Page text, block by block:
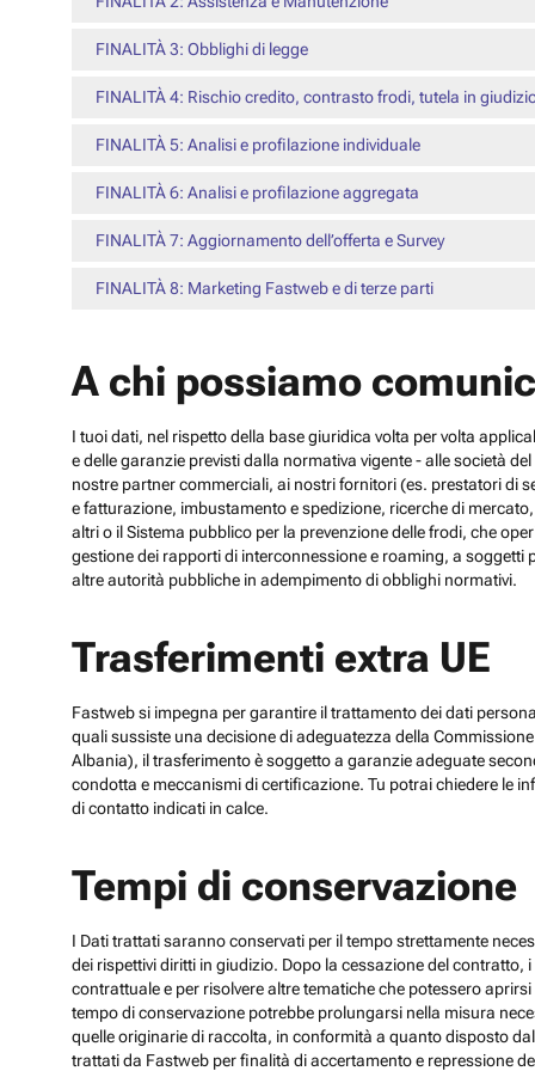
FINALITÀ 3: Obblighi di legge
FINALITÀ 4: Rischio credito, contrasto frodi, tutela in
FINALITÀ 5: Analisi e profilazione individuale
FINALITÀ 6: Analisi e profilazione aggregata
FINALITÀ 7: Aggiornamento dell’offerta e Survey
FINALITÀ 8: Marketing Fastweb e di terze parti
A chi possiamo
I tuoi dati, nel rispetto della base giuridica volta per volta
e delle garanzie previsti dalla normativa vigente - alle società
nostre partner commerciali, ai nostri fornitori (es. prestatori di
e fatturazione, imbustamento e spedizione, ricerche di
altri o il Sistema pubblico per la prevenzione delle frodi, che
gestione dei rapporti di interconnessione e roaming, a
altre autorità pubbliche in adempimento di obblighi normativi.
Trasferimenti extra UE
Fastweb si impegna per garantire il trattamento dei dati
quali sussiste una decisione di adeguatezza della
Albania), il trasferimento è soggetto a garanzie adeguate
condotta e meccanismi di certificazione. Tu potrai chiedere le
di contatto indicati in calce.
Tempi di conservazione
I Dati trattati saranno conservati per il tempo strettamente
dei rispettivi diritti in giudizio. Dopo la cessazione del
contrattuale e per risolvere altre tematiche che potessero
tempo di conservazione potrebbe prolungarsi nella misura
quelle originarie di raccolta, in conformità a quanto disposto
trattati da Fastweb per finalità di accertamento e repressione